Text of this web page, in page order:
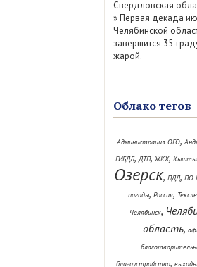
Свердловская
»Первая декада
Челябинской
завершится
жарой.
Облако тегов
Администрация ОГО,
ГИБДД,ДТП, ЖКХ,
Озерск, ПДД, ПО
погоды, Россия,
Челябинск,
область,
благоустройство,